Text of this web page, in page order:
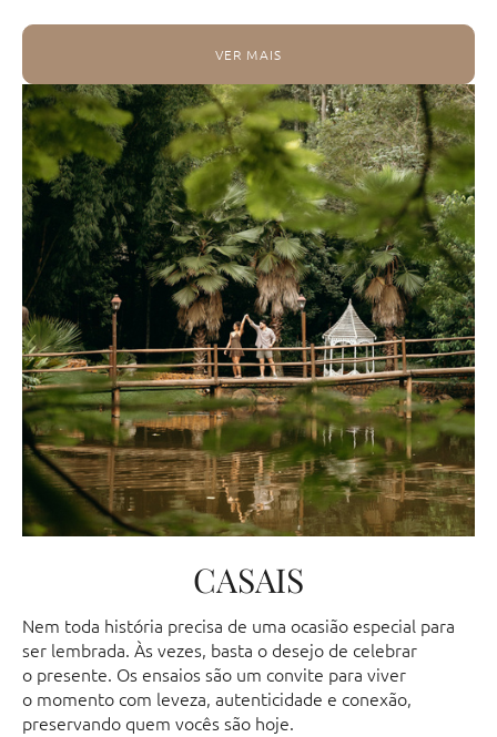
VER MAIS
CASAIS
Nem toda história precisa de uma ocasião especial para
ser lembrada. Às vezes, basta o desejo de celebrar
o presente. Os ensaios são um convite para viver
o momento com leveza, autenticidade e conexão,
preservando quem vocês são hoje.